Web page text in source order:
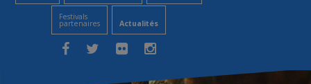
Festivals
partenaires Actualités